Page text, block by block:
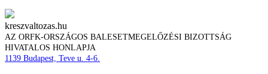
kreszvaltozas.hu
AZ ORFK-ORSZÁGOS BALESETMEGELŐZÉSI BIZOTTSÁG
HIVATALOS HONLAPJA
1139 Budapest, Teve u. 4-6.